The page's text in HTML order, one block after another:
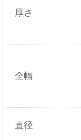
厚さ
全幅
直径